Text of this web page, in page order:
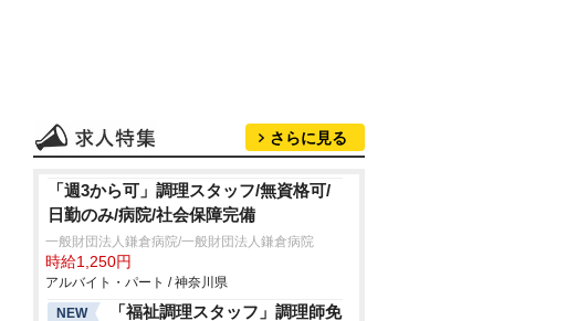
さらに見る
「週3から可」調理スタッフ/無資格可/
日勤のみ/病院/社会保障完備
一般財団法人鎌倉病院/一般財団法人鎌倉病院
時給1,250円
アルバイト・パート / 神奈川県
NEW
「福祉調理スタッフ」調理師免